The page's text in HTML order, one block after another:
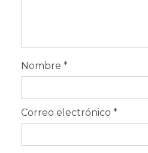
Nombre *
Correo electrónico *